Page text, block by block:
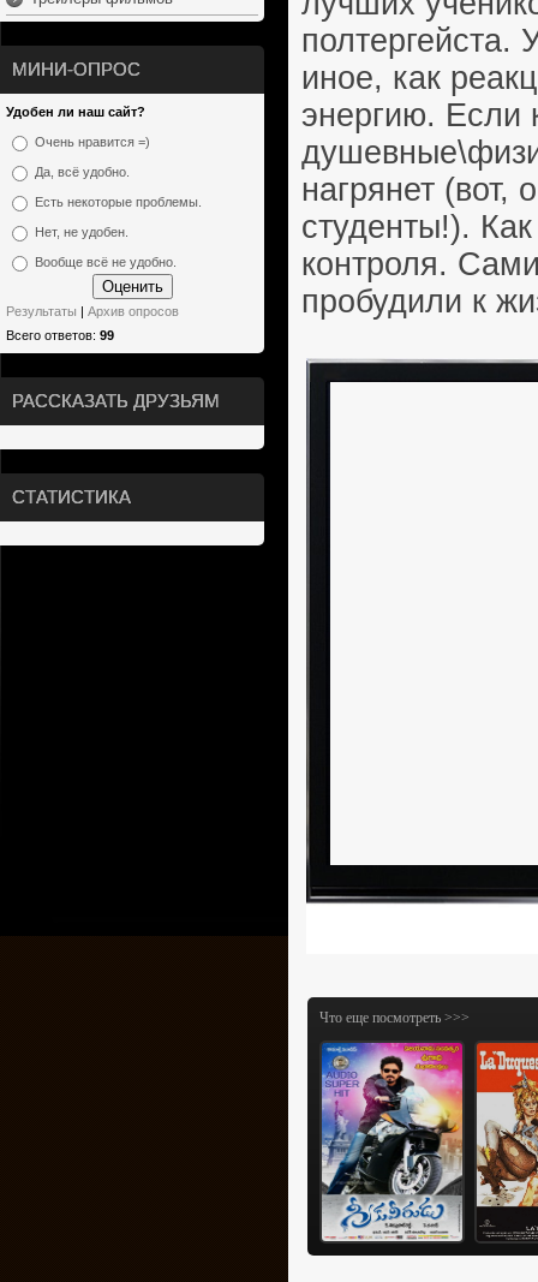
МИНИ-ОПРОС
Удобен ли наш сайт?
Очень нравится =)
Да, всё удобно.
Есть некоторые проблемы.
Нет, не удобен.
Вообще всё не удобно.
Результаты
Архив опросов
Всего ответов: 99
РАССКАЗАТЬ ДРУЗЬЯМ
СТАТИСТИКА
полтергейста.
иное, как
энергию. Если
нагрянет (вот,
студенты!).
контроля.
пробудили к
Что еще посмотреть >>>